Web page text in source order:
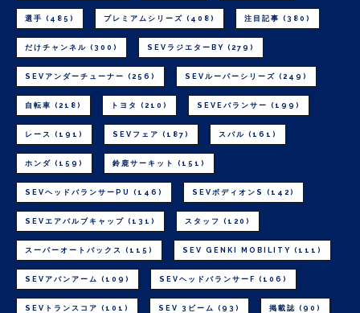
選手 (485) プレミアムシリーズ (408) 注目記事 (380)
だけチャンネル (300) SEVラジエターBY (279)
SEVアンダーチューナー (256) SEVルーパーシリーズ (249)
自転車 (218) トヨタ (210) SEVEバランサー (199)
レース (191) SEVフェア (187) スバル (161)
ホンダ (159) 鈴鹿サーキット (151)
SEVヘッドバランサーPU (146) SEVボディオンS (142)
SEVエアバルブキャップ (131) スタッフ (120)
スーパーオートバックス (115) SEV GENKI MOBILITY (111)
SEVアバンアーム (109) SEVヘッドバランサーF (106)
SEVトランスコア (101) SEV 3ビーム (93) 掲載誌 (90)